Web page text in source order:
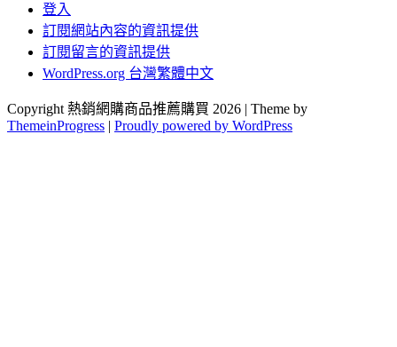
登入
訂閱網站內容的資訊提供
訂閱留言的資訊提供
WordPress.org 台灣繁體中文
Copyright 熱銷網購商品推薦購買 2026 | Theme by
ThemeinProgress | Proudly powered by WordPress